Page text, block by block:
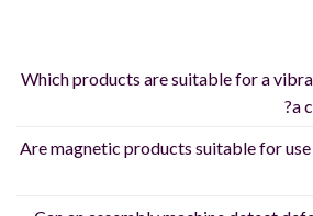
Which products are suitable for a
a
Are magnetic products suitable for